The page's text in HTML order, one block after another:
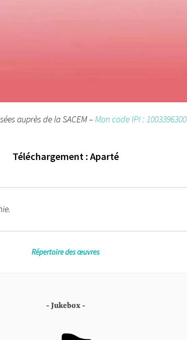
auprès de la SACEM –Mon code IPI : 1003396300
Téléchargement : Aparté
Répertoire des œuvres
Jukebox